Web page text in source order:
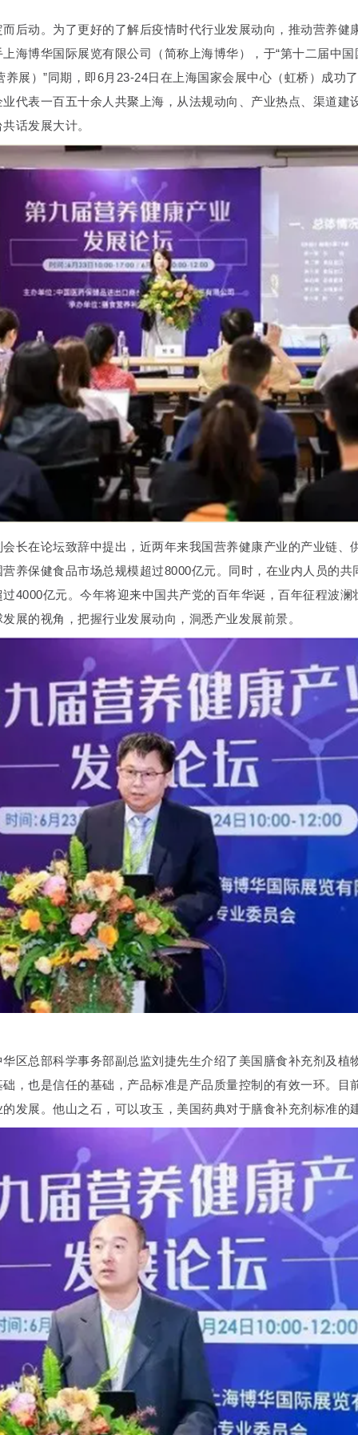
后动。为了更好的了解后疫情时代行业发展动向，推动营养
海博华国际展览有限公司（简称上海博华），于“第十二届中
养展）”同期，即6月23-24日在上海国家会展中心（虹桥）成功
代表一百五十余人共聚上海，从法规动向、产业热点、渠道
话发展大计。
长在论坛致辞中提出，近两年来我国营养健康产业的产业链
养保健食品市场总规模超过8000亿元。同时，在业内人员的
4000亿元。今年将迎来中国共产党的百年华诞，百年征程波
展的视角，把握行业发展动向，洞悉产业发展前景。
区总部科学事务部副总监刘捷先生介绍了美国膳食补充剂及
，也是信任的基础，产品标准是产品质量控制的有效一环。
发展。他山之石，可以攻玉，美国药典对于膳食补充剂标准的